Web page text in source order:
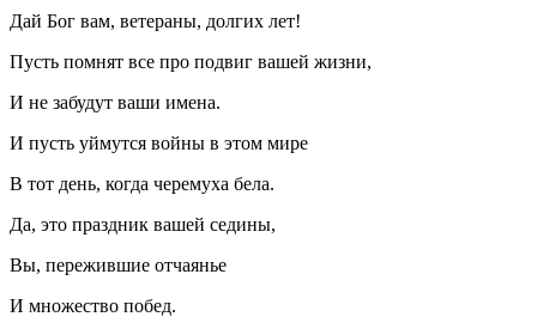
Дай Бог вам, ветераны, долгих лет!
Пусть помнят все про подвиг вашей жизни,
И не забудут ваши имена.
И пусть уймутся войны в этом мире
В тот день, когда черемуха бела.
Да, это праздник вашей седины,
Вы, пережившие отчаянье
И множество побед.